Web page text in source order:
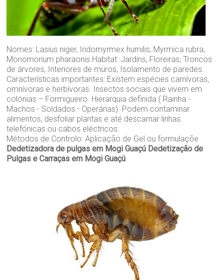
Nomes: Lasius niger, Iridomyrmex humilis, Myrmica rubra,
Monomorium pharaonis Habitat: Jardins, Floreiras, Troncos
de árvores, Interiores de muros, Isolamento de paredes.
Características importantes: Existem espécies carnívoras,
omnívoras e herbívoras. Insectos sociais que vivem em
colónias – Formigueiro. Hierarquia definida ( Rainha -
Machos - Soldados - Operárias). Podem contaminar
alimentos, desfoliar plantas e até descarnar linhas
telefónicas ou cabos eléctricos.
Métodos de Controlo: Aplicação de Gel ou formulaçõe
Dedetizadora de pulgas em Mogi Guaçú Dedetização de
Pulgas e Carraças em Mogi Guaçú